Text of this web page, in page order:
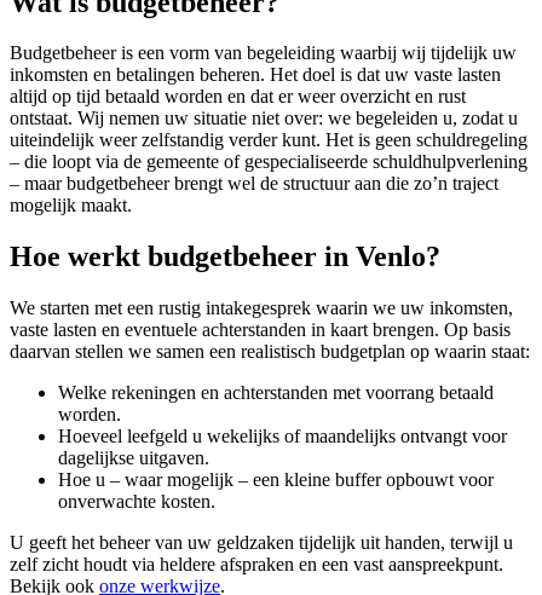
Budgetbeheer is een vorm van begeleiding waarbij wij tijdelijk uw
inkomsten en betalingen beheren. Het doel is dat uw vaste lasten
altijd op tijd betaald worden en dat er weer overzicht en rust
ontstaat. Wij nemen uw situatie niet over: we begeleiden u, zodat u
uiteindelijk weer zelfstandig verder kunt. Het is geen schuldregeling
– die loopt via de gemeente of gespecialiseerde schuldhulpverlening
– maar budgetbeheer brengt wel de structuur aan die zo’n traject
mogelijk maakt.
Hoe werkt budgetbeheer in Venlo?
We starten met een rustig intakegesprek waarin we uw inkomsten,
vaste lasten en eventuele achterstanden in kaart brengen. Op basis
daarvan stellen we samen een realistisch budgetplan op waarin staat:
Welke rekeningen en achterstanden met voorrang betaald
worden.
Hoeveel leefgeld u wekelijks of maandelijks ontvangt voor
dagelijkse uitgaven.
Hoe u – waar mogelijk – een kleine buffer opbouwt voor
onverwachte kosten.
U geeft het beheer van uw geldzaken tijdelijk uit handen, terwijl u
zelf zicht houdt via heldere afspraken en een vast aanspreekpunt.
Bekijk ook onze werkwijze.